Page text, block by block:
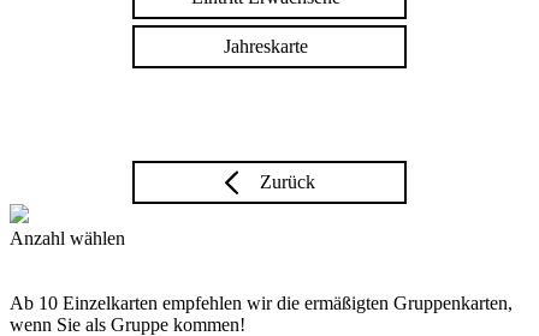
Jahreskarte
Zurück
Anzahl wählen
Ab 10 Einzelkarten empfehlen wir die ermäßigten Gruppenkarten,
wenn Sie als Gruppe kommen!